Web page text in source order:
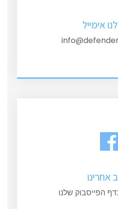
אימייל
אחרינו
הפייסבוק שלנו